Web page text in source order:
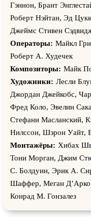
Гэннон, Брант
Роберт Нэйтан, Эд
Джеймс Стивен
Операторы: Майкл
Роберт А. Худечек
Композиторы: Майк
Художники: Лесли
Джордан Джейкобс,
Фред Коло, Эвелин
Стефани Масланский,
Нилссон, Шэрон Уайт,
Монтажёры: Хибах
Тони Морган, Джим
С. Болдуин, Эрик А.
Шаффер, Меган
Конрад М. Гонзалез